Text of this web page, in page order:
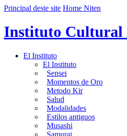
Principal deste site Home Niten
Instituto Cultural
El Instituto
El Instituto
Sensei
Momentos de Oro
Metodo Kir
Salud
Modalidades
Estilos antiguos
Musashi
Samurai